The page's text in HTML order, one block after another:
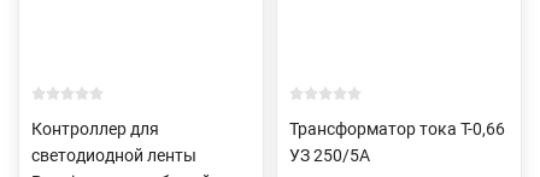
Контроллер для
светодиодной ленты
Трансформатор тока Т-0,66
УЗ 250/5А